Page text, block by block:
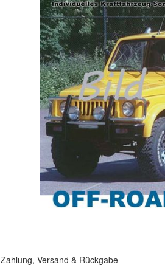
Zahlung, Versand & Rückgabe